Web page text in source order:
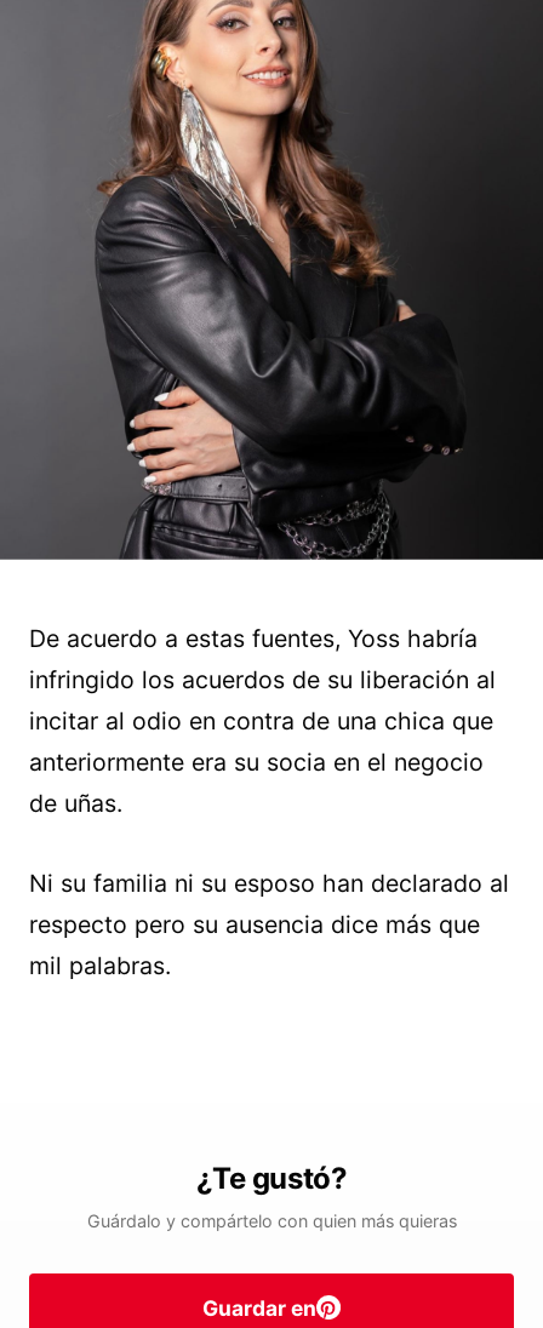
De acuerdo a estas fuentes, Yoss habría
infringido los acuerdos de su liberación al
incitar al odio en contra de una chica que
anteriormente era su socia en el negocio
de uñas.
Ni su familia ni su esposo han declarado al
respecto pero su ausencia dice más que
mil palabras.
¿Te gustó?
Guárdalo y compártelo con quien más quieras
Guardar en